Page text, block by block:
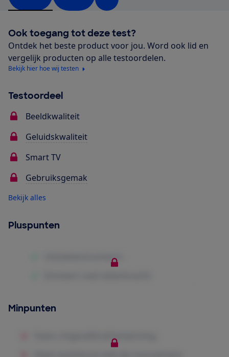
Ook toegang tot deze test?
Ontdek het beste product voor jou. Word ook lid en
vergelijk producten op alle testoordelen.
Bekijk hier hoe wij testen
Testoordeel
Beeldkwaliteit
Geluidskwaliteit
Smart TV
Gebruiksgemak
Bekijk alles
Pluspunten
Minpunten